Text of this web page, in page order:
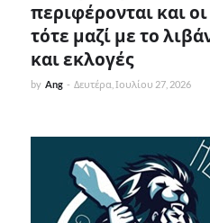
περιφέρονται και
τότε μαζί με το
και εκλογές
by Ang - Δευτέρα, Ιουλίου 27, 2026